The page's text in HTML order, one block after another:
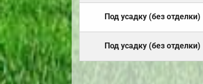
Под усадку (без отделки)
Под усадку (без отделки)